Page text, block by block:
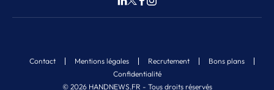
© 2026 HANDNEWS.FR - Tous droits réservés
Contact Mentions légales Recrutement
Bons plans
Confidentialité